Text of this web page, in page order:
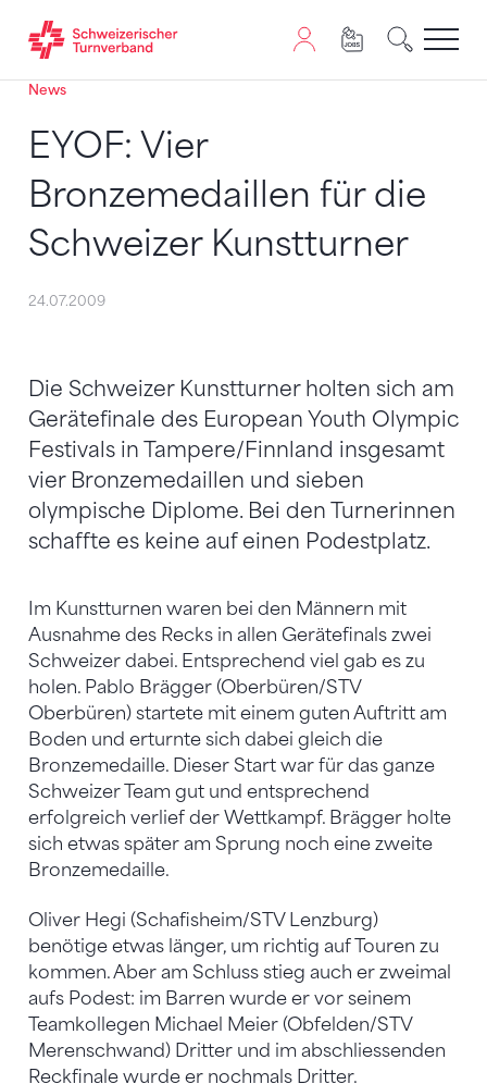
Zum Inhalt springen
Zur Sitemap navigieren
Zum Navigieren dieser Seite wird JavaScript benötigt.
News
EYOF: Vier
Bronzemedaillen für die
Schweizer Kunstturner
24.07.2009
Die Schweizer Kunstturner holten sich am
Gerätefinale des European Youth Olympic
Festivals in Tampere/Finnland insgesamt
vier Bronzemedaillen und sieben
olympische Diplome. Bei den Turnerinnen
schaffte es keine auf einen Podestplatz.
Im Kunstturnen waren bei den Männern mit
Ausnahme des Recks in allen Gerätefinals zwei
Schweizer dabei. Entsprechend viel gab es zu
holen. Pablo Brägger (Oberbüren/STV
Oberbüren) startete mit einem guten Auftritt am
Boden und erturnte sich dabei gleich die
Bronzemedaille. Dieser Start war für das ganze
Schweizer Team gut und entsprechend
erfolgreich verlief der Wettkampf. Brägger holte
sich etwas später am Sprung noch eine zweite
Bronzemedaille.
Oliver Hegi (Schafisheim/STV Lenzburg)
benötige etwas länger, um richtig auf Touren zu
kommen. Aber am Schluss stieg auch er zweimal
aufs Podest: im Barren wurde er vor seinem
Teamkollegen Michael Meier (Obfelden/STV
Merenschwand) Dritter und im abschliessenden
Reckfinale wurde er nochmals Dritter.